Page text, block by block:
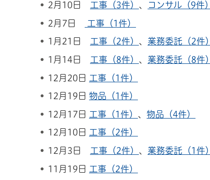
2月10日 工事（3件） 、 コンサル（9件）
2月7日 工事（1件）
1月21日 工事（2件） 、 業務委託（2件）
1月14日 工事（8件） 、 業務委託（8件）
12月20日 工事（1件）
12月19日 物品（1件）
12月17日 工事（1件） 、 物品（4件）
12月10日 工事（2件）
12月3日 工事（2件） 、 業務委託（1件）
11月19日 工事（2件）